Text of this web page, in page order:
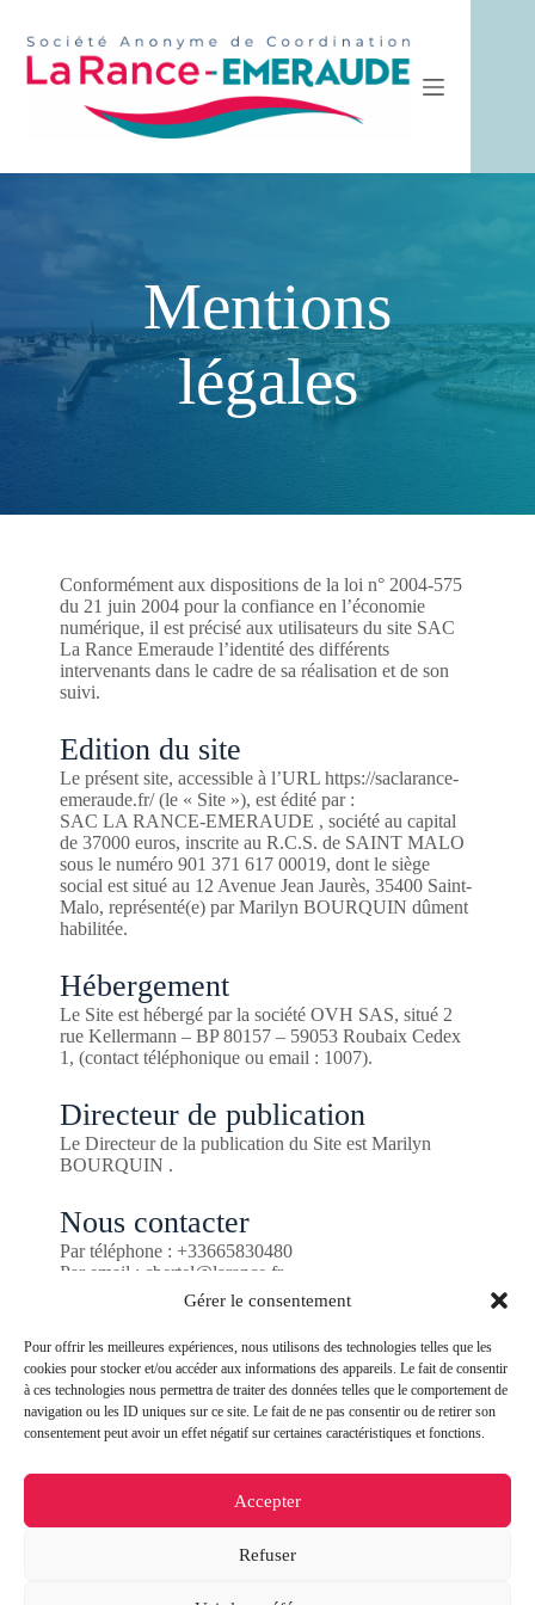
Gérer le consentement
Pour offrir les meilleures expériences, nous utilisons des technologies telles que les
cookies pour stocker et/ou accéder aux informations des appareils. Le fait de consentir
à ces technologies nous permettra de traiter des données telles que le comportement de
navigation ou les ID uniques sur ce site. Le fait de ne pas consentir ou de retirer son
consentement peut avoir un effet négatif sur certaines caractéristiques et fonctions.
Accepter
Refuser
contenu
Mentions
légales
Conformément aux dispositions de la loi n° 2004-575
du 21 juin 2004 pour la confiance en l’économie
numérique, il est précisé aux utilisateurs du site SAC
La Rance Emeraude l’identité des différents
intervenants dans le cadre de sa réalisation et de son
suivi.
Edition du site
Le présent site, accessible à l’URL https://saclarance-
emeraude.fr/ (le « Site »), est édité par :
SAC LA RANCE-EMERAUDE , société au capital
de 37000 euros, inscrite au R.C.S. de SAINT MALO
sous le numéro 901 371 617 00019, dont le siège
social est situé au 12 Avenue Jean Jaurès, 35400 Saint-
Malo, représenté(e) par Marilyn BOURQUIN dûment
habilitée.
Hébergement
Le Site est hébergé par la société OVH SAS, situé 2
rue Kellermann – BP 80157 – 59053 Roubaix Cedex
1, (contact téléphonique ou email : 1007).
Directeur de publication
Le Directeur de la publication du Site est Marilyn
BOURQUIN .
Nous contacter
Par téléphone : +33665830480
Par email : cbertel@larance.fr
Par courrier : 31 boulevard des talards, 35400 Saint-
Données personnelles
Le traitement de vos données à caractère personnel est
régi par notre Charte du respect de la vie privée,
disponible depuis la section « Charte de Protection des